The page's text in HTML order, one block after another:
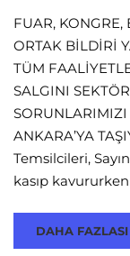
FUAR, KONGRE,
ORTAK BİLDİRİ
TÜM
SALGINI
ANKARA’YA
Temsilcileri,
kasıp
DAHA FAZLASI